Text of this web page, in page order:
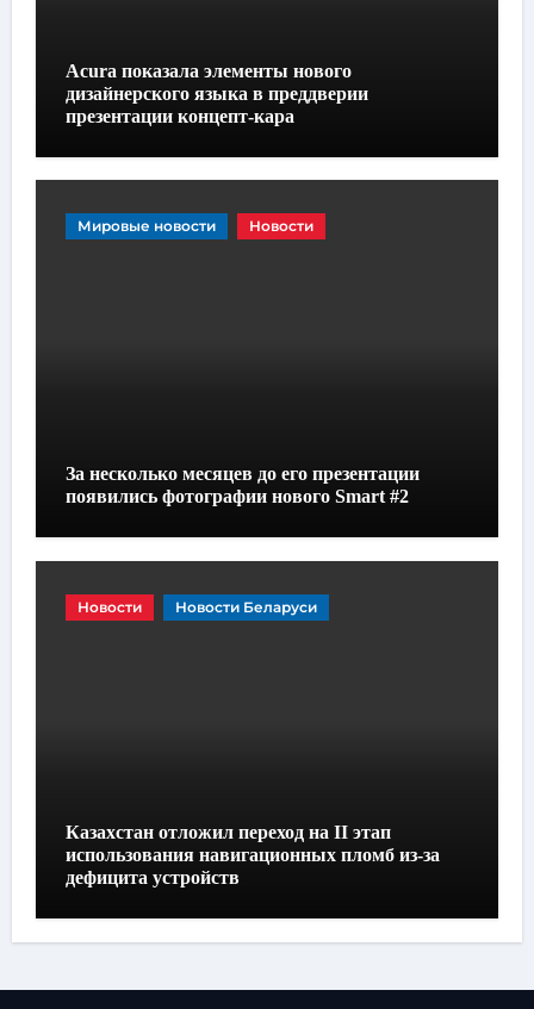
Acura показала элементы нового
дизайнерского языка в преддверии
презентации концепт-кара
Мировые новости Новости
За несколько месяцев до его презентации
появились фотографии нового Smart #2
Новости Новости Беларуси
Казахстан отложил переход на II этап
использования навигационных пломб из-за
дефицита устройств